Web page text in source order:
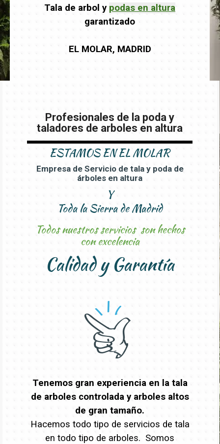
Tala de arbol y podas en altura
garantizado
EL MOLAR, MADRID
Profesionales de la poda y
taladores de arboles en altura
ESTAMOS ENEL MOLAR
Empresa de Servicio de tala y poda de
árboles en altura
Y
Toda la Sierra de Madrid
Todos nuestros servicios son hechos
con excelencia
Calidad y Garantía
Tenemos gran experiencia en la tala
de arboles controlada y arboles altos
de gran tamaño.
Hacemos todo tipo de servicios de tala
en todo tipo de arboles. Somos